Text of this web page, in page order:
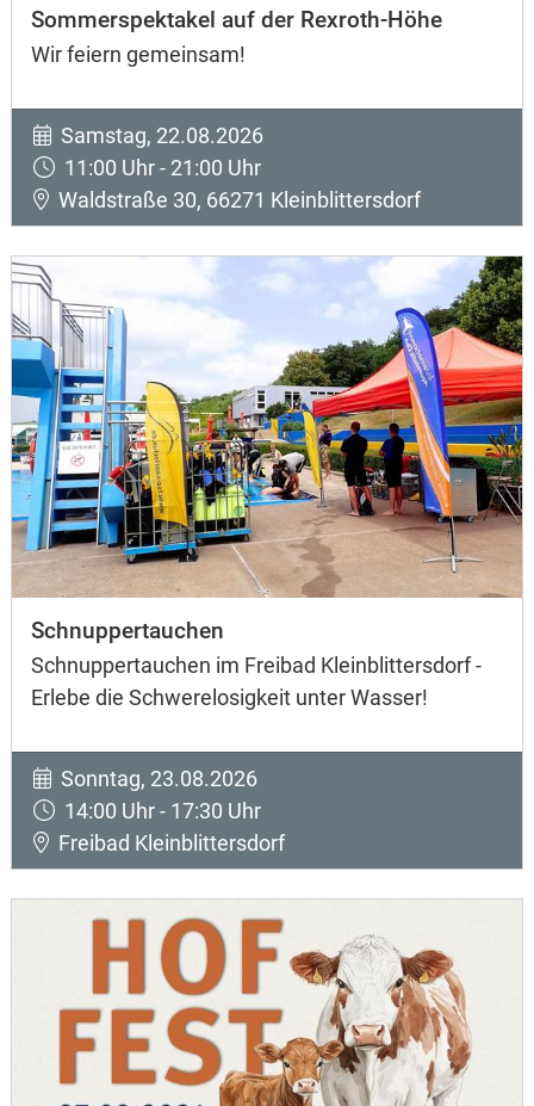
Sommerspektakel auf der Rexroth-Höhe
Wir feiern gemeinsam!
Samstag, 22.08.2026
11:00 Uhr - 21:00 Uhr
Waldstraße 30, 66271 Kleinblittersdorf
Schnuppertauchen
Schnuppertauchen im Freibad Kleinblittersdorf -
Erlebe die Schwerelosigkeit unter Wasser!
Sonntag, 23.08.2026
14:00 Uhr - 17:30 Uhr
Freibad Kleinblittersdorf